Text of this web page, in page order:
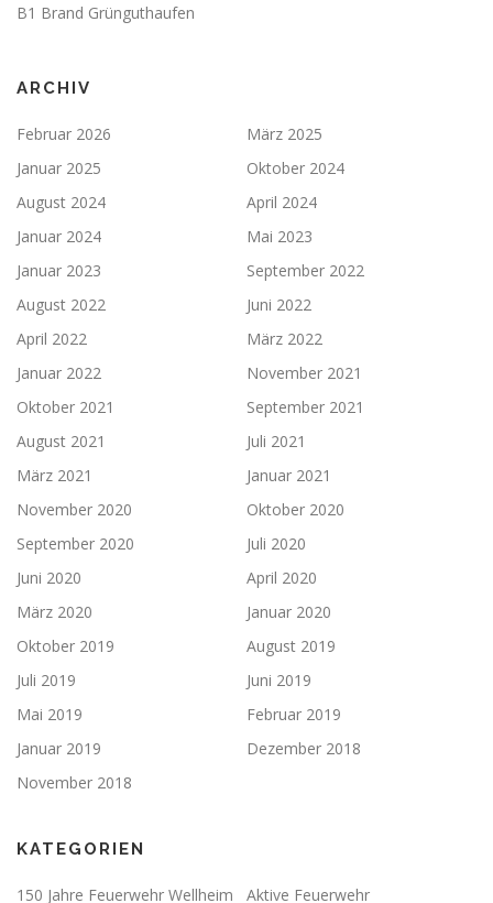
B1 Brand Grünguthaufen
ARCHIV
Februar 2026
März 2025
Januar 2025
Oktober 2024
August 2024
April 2024
Januar 2024
Mai 2023
Januar 2023
September 2022
August 2022
Juni 2022
April 2022
März 2022
Januar 2022
November 2021
Oktober 2021
September 2021
August 2021
Juli 2021
März 2021
Januar 2021
November 2020
Oktober 2020
September 2020
Juli 2020
Juni 2020
April 2020
März 2020
Januar 2020
Oktober 2019
August 2019
Juli 2019
Juni 2019
Mai 2019
Februar 2019
Januar 2019
Dezember 2018
November 2018
KATEGORIEN
150 Jahre Feuerwehr Wellheim
Aktive Feuerwehr